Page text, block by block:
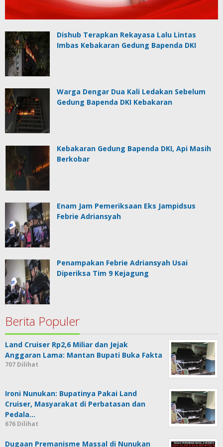
Dishub Terapkan Rekayasa Lalu Lintas
Imbas Kebakaran Gedung Bapenda DKI
Warga Dengar Dua Kali Ledakan Sebelum
Gedung Bapenda DKI Kebakaran
Kebakaran Gedung Bapenda DKI, Api Masih
Berkobar
Enam Jam Pemeriksaan Eks Jampidsus
Febrie Adriansyah
Penampakan Febrie Adriansyah Usai
Diperiksa Tim 9 Kejagung
Berita Populer
Land Cruiser Rp2,6 Miliar dan Jejak
Anggaran Lama: Mantan Bupati Buka Fakta
707 Dilihat
Ironi Nunukan: Bupatinya Pakai Land
Cruiser, Masyarakat di Perbatasan dan
Pedala…
676 Dilihat
Dugaan Premanisme Massal di Nunukan